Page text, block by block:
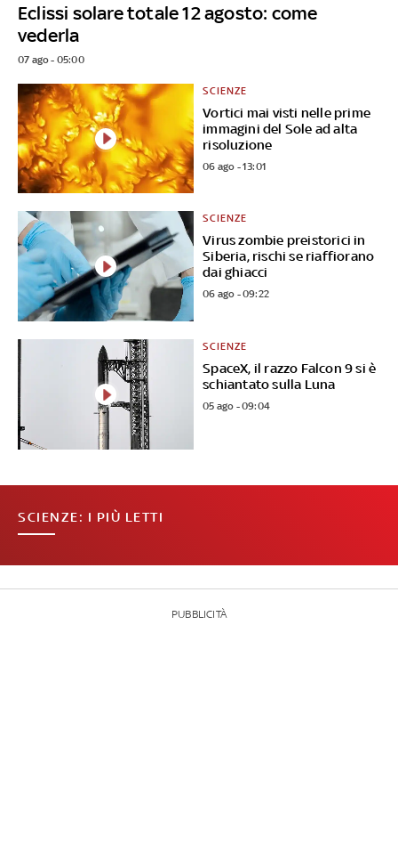
Eclissi solare totale 12 agosto: come
vederla
07 ago - 05:00
Vortici mai visti nelle prime
immagini del Sole ad alta
risoluzione
SCIENZE
06 ago - 13:01
Virus zombie preistorici in
Siberia, rischi se riaffiorano
dai ghiacci
SCIENZE
06 ago - 09:22
SpaceX, il razzo Falcon 9 si è
schiantato sulla Luna
SCIENZE
05 ago - 09:04
SCIENZE: I PIÙ LETTI
PUBBLICITÀ